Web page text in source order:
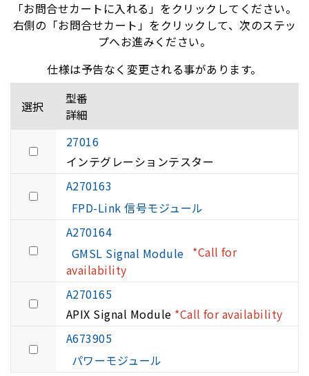
「お問合せカートに入れる」をクリックしてください。
右側の「お問合せカート」をクリックして、次のステッ
プへお進みください。
仕様は予告なく変更される事があります。
選択
型番
詳細
27016
インテグレーションテスター
A270163
FPD-Link 信号モジュール
A270164
GMSL Signal Module *Call for
availability
A270165
APIX Signal Module *Call for availability
A673905
パワーモジュール